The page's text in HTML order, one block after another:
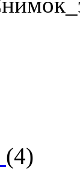
(4)